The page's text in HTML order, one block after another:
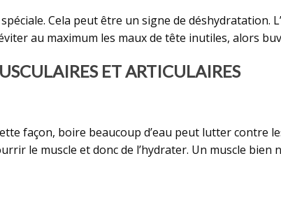
Cela peut être un signe de déshydratation.
au maximum les maux de tête inutiles, alors
ET ARTICULAIRES
façon, boire beaucoup d’eau peut lutter contre
le muscle et donc de l’hydrater. Un muscle